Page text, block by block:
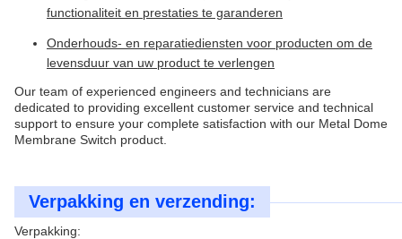
functionaliteit en prestaties te garanderen
Onderhouds- en reparatiediensten voor producten om de
levensduur van uw product te verlengen
Our team of experienced engineers and technicians are
dedicated to providing excellent customer service and technical
support to ensure your complete satisfaction with our Metal Dome
Membrane Switch product.
Verpakking en verzending:
Verpakking: